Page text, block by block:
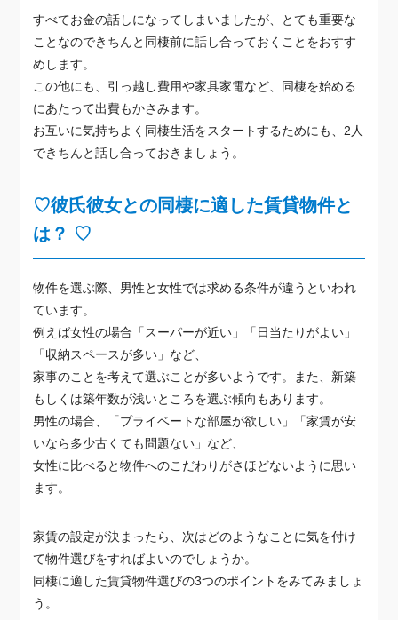
すべてお金の話しになってしまいましたが、とても重要な
ことなのできちんと同棲前に話し合っておくことをおすす
めします。
この他にも、引っ越し費用や家具家電など、同棲を始める
にあたって出費もかさみます。
お互いに気持ちよく同棲生活をスタートするためにも、2人
できちんと話し合っておきましょう。
♡彼氏彼女との同棲に適した賃貸物件と
は？ ♡
物件を選ぶ際、男性と女性では求める条件が違うといわれ
ています。
例えば女性の場合「スーパーが近い」「日当たりがよい」
「収納スペースが多い」など、
家事のことを考えて選ぶことが多いようです。また、新築
もしくは築年数が浅いところを選ぶ傾向もあります。
男性の場合、「プライベートな部屋が欲しい」「家賃が安
いなら多少古くても問題ない」など、
女性に比べると物件へのこだわりがさほどないように思い
ます。
家賃の設定が決まったら、次はどのようなことに気を付け
て物件選びをすればよいのでしょうか。
同棲に適した賃貸物件選びの3つのポイントをみてみましょ
う。